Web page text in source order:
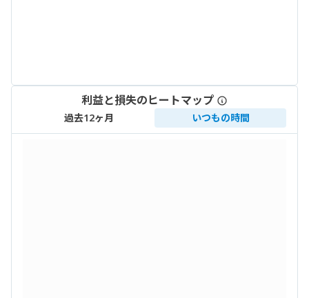
利益と損失のヒートマップ
過去12ヶ月 いつもの時間